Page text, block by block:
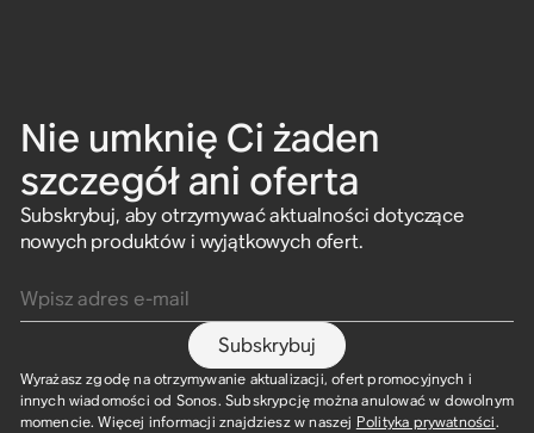
Nie umknię Ci żaden
szczegół ani oferta
Subskrybuj, aby otrzymywać aktualności dotyczące
nowych produktów i wyjątkowych ofert.
Subskrybuj
Wyrażasz zgodę na otrzymywanie aktualizacji, ofert promocyjnych i
innych wiadomości od Sonos. Subskrypcję można anulować w dowolnym
momencie. Więcej informacji znajdziesz w naszej Polityka prywatności.